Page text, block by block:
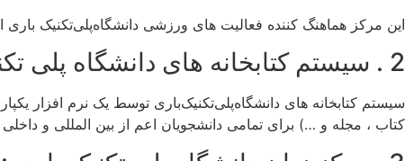
این مرکز هماهنگ کننده فعالیت های ورزشی دانشگاه‌پلی‌تکنیک باری است و دانشجویان می توانند با
2 . سیستم کتابخانه های دانشگاه پلی تکنیک باری :
سیستم کتابخانه های دانشگاه‌پلی‌تکنیک‌باری توسط یک نرم افزار
کتاب ، مجله و …) برای تمامی دانشجویان اعم از بین المللی و